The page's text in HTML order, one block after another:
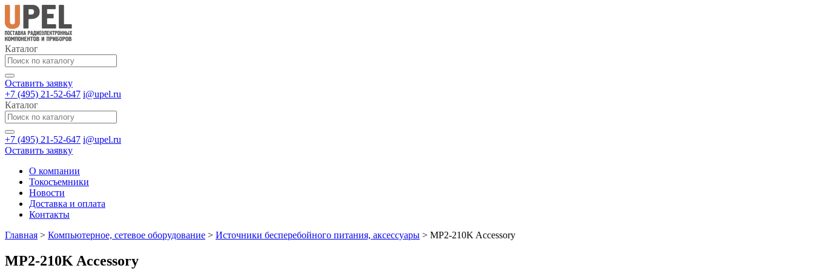
Каталог
Оставить заявку
+7 (495) 21-52-647 i@upel.ru
Каталог
+7 (495) 21-52-647 i@upel.ru
Оставить заявку
О компании
Токосъемники
Новости
Доставка и оплата
Контакты
Главная > Компьютерное, сетевое оборудование > Источники бесперебойного питания, аксессуары > MP2-210K Accessory
MP2-210K Accessory